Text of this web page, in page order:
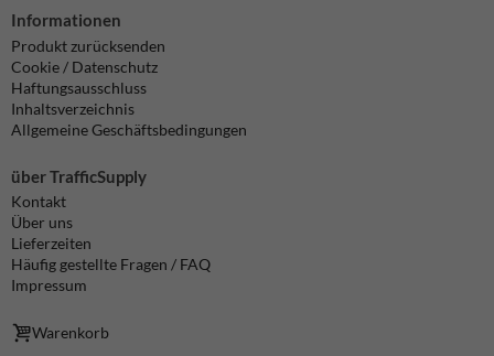
Informationen
Produkt zurücksenden
Cookie / Datenschutz
Haftungsausschluss
Inhaltsverzeichnis
Allgemeine Geschäftsbedingungen
über TrafficSupply
Kontakt
Über uns
Lieferzeiten
Häufig gestellte Fragen / FAQ
Impressum
Warenkorb